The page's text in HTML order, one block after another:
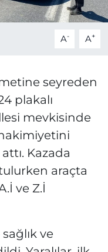
A- A+
seyreden
plakalı
mevkisinde
Kazada
araçta
ve Z.İ
ve